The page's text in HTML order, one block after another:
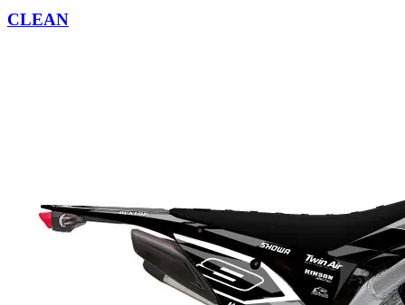
CLEAN